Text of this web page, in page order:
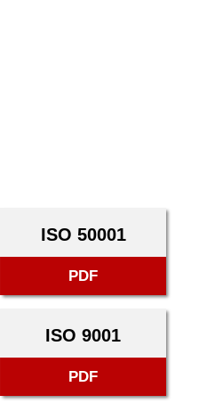
ISO 50001
PDF
ISO 9001
PDF